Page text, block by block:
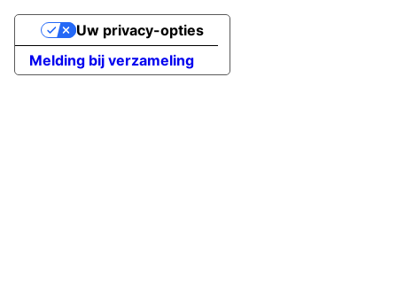
Melding bij verzameling
Uw privacy-opties